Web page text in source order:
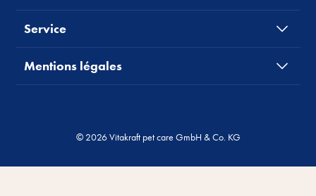
Service
Mentions légales
© 2026 Vitakraft pet care GmbH & Co. KG